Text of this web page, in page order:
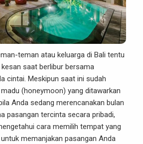
teman atau keluarga di Bali tentu
saat berlibur bersama
cintai. Meskipun saat ini sudah
(honeymoon) yang ditawarkan
Anda sedang merencanakan bulan
pasangan tercinta secara pribadi,
cara memilih tempat yang
memanjakan pasangan Anda